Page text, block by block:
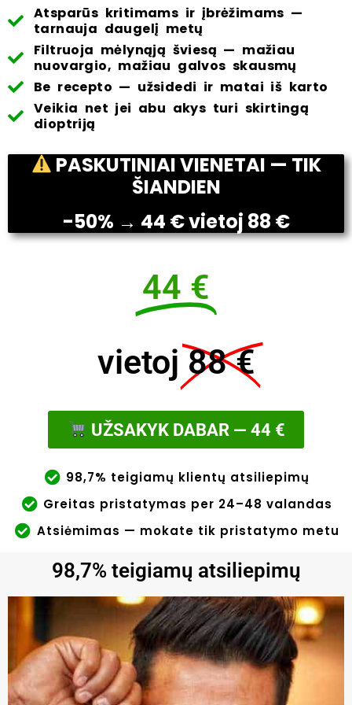
Atsparūs kritimams ir įbrėžimams —
tarnauja daugelį metų
Filtruoja mėlynąją šviesą — mažiau
nuovargio, mažiau galvos skausmų
Be recepto — užsidedi ir matai iš karto
Veikia net jei abu akys turi skirtingą
dioptriją
PASKUTINIAI VIENETAI — TIK
ŠIANDIEN
-50% → 44 € vietoj 88 €
44 €
vietoj 88 €
UŽSAKYK DABAR — 44 €
98,7% teigiamų klientų atsiliepimų
Greitas pristatymas per 24–48 valandas
Atsiėmimas — mokate tik pristatymo metu
98,7% teigiamų atsiliepimų